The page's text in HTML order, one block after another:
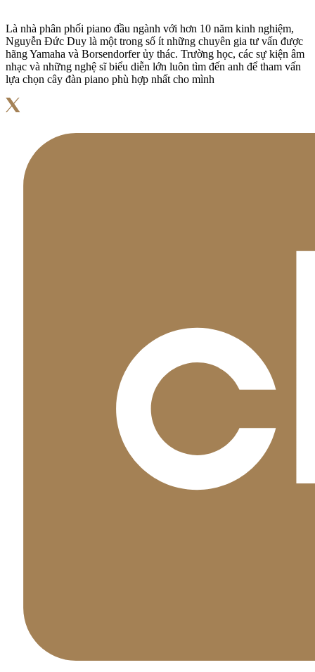
Là nhà phân phối piano đầu ngành với hơn 10 năm kinh nghiệm,
Nguyễn Đức Duy là một trong số ít những chuyên gia tư vấn được
hãng Yamaha và Borsendorfer ủy thác. Trường học, các sự kiện âm
nhạc và những nghệ sĩ biểu diễn lớn luôn tìm đến anh để tham vấn
lựa chọn cây đàn piano phù hợp nhất cho mình